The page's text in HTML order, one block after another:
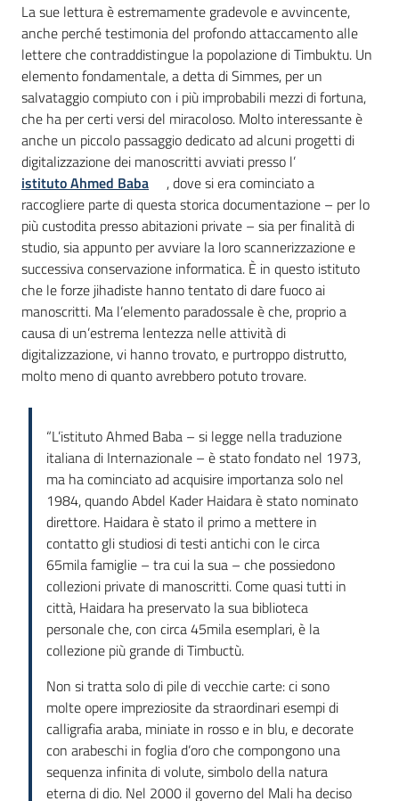
La sue lettura è estremamente gradevole e avvincente,
anche perché testimonia del profondo attaccamento alle
lettere che contraddistingue la popolazione di Timbuktu. Un
elemento fondamentale, a detta di Simmes, per un
salvataggio compiuto con i più improbabili mezzi di fortuna,
che ha per certi versi del miracoloso. Molto interessante è
anche un piccolo passaggio dedicato ad alcuni progetti di
digitalizzazione dei manoscritti avviati presso l’
istituto Ahmed Baba
, dove si era cominciato a
raccogliere parte di questa storica documentazione – per lo
più custodita presso abitazioni private – sia per finalità di
studio, sia appunto per avviare la loro scannerizzazione e
successiva conservazione informatica. È in questo istituto
che le forze jihadiste hanno tentato di dare fuoco ai
manoscritti. Ma l’elemento paradossale è che, proprio a
causa di un’estrema lentezza nelle attività di
digitalizzazione, vi hanno trovato, e purtroppo distrutto,
molto meno di quanto avrebbero potuto trovare.
“L’istituto Ahmed Baba – si legge nella traduzione
italiana di Internazionale – è stato fondato nel 1973,
ma ha cominciato ad acquisire importanza solo nel
1984, quando Abdel Kader Haidara è stato nominato
direttore. Haidara è stato il primo a mettere in
contatto gli studiosi di testi antichi con le circa
65mila famiglie – tra cui la sua – che possiedono
collezioni private di manoscritti. Come quasi tutti in
città, Haidara ha preservato la sua biblioteca
personale che, con circa 45mila esemplari, è la
collezione più grande di Timbuctù.
Non si tratta solo di pile di vecchie carte: ci sono
molte opere impreziosite da straordinari esempi di
calligrafia araba, miniate in rosso e in blu, e decorate
con arabeschi in foglia d’oro che compongono una
sequenza infinita di volute, simbolo della natura
eterna di dio. Nel 2000 il governo del Mali ha deciso